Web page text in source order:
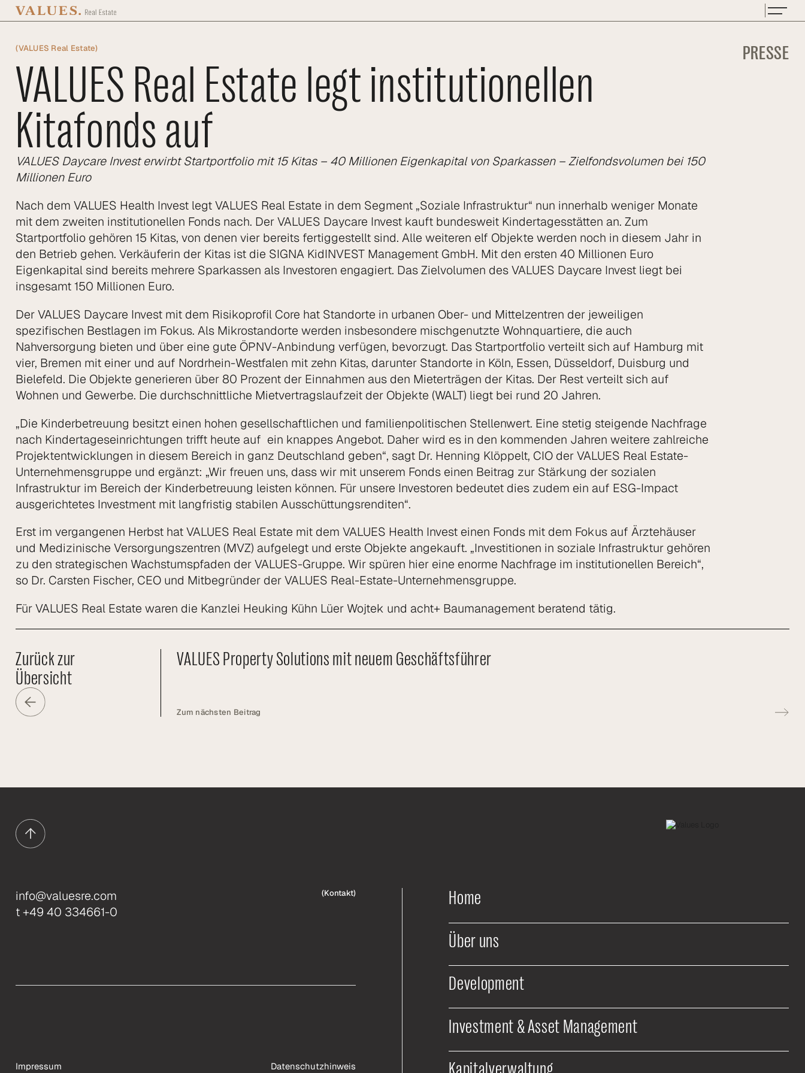
Zum Hauptinhalt springen
(VALUES Real Estate) PRESSE
VALUES Real Estate legt institutionellen
Kitafonds auf
VALUES Daycare Invest erwirbt Startportfolio mit 15 Kitas – 40 Millionen Eigenkapital von Sparkassen – Zielfondsvolumen bei 150
Millionen Euro
Nach dem VALUES Health Invest legt VALUES Real Estate in dem Segment „Soziale Infrastruktur“ nun innerhalb weniger Monate
mit dem zweiten institutionellen Fonds nach. Der VALUES Daycare Invest kauft bundesweit Kindertagesstätten an. Zum
Startportfolio gehören 15 Kitas, von denen vier bereits fertiggestellt sind. Alle weiteren elf Objekte werden noch in diesem Jahr in
den Betrieb gehen. Verkäuferin der Kitas ist die SIGNA KidINVEST Management GmbH. Mit den ersten 40 Millionen Euro
Eigenkapital sind bereits mehrere Sparkassen als Investoren engagiert. Das Zielvolumen des VALUES Daycare Invest liegt bei
insgesamt 150 Millionen Euro.
Der VALUES Daycare Invest mit dem Risikoprofil Core hat Standorte in urbanen Ober- und Mittelzentren der jeweiligen
spezifischen Bestlagen im Fokus. Als Mikrostandorte werden insbesondere mischgenutzte Wohnquartiere, die auch
Nahversorgung bieten und über eine gute ÖPNV-Anbindung verfügen, bevorzugt. Das Startportfolio verteilt sich auf Hamburg mit
vier, Bremen mit einer und auf Nordrhein-Westfalen mit zehn Kitas, darunter Standorte in Köln, Essen, Düsseldorf, Duisburg und
Bielefeld. Die Objekte generieren über 80 Prozent der Einnahmen aus den Mieterträgen der Kitas. Der Rest verteilt sich auf
Wohnen und Gewerbe. Die durchschnittliche Mietvertragslaufzeit der Objekte (WALT) liegt bei rund 20 Jahren.
„Die Kinderbetreuung besitzt einen hohen gesellschaftlichen und familien­politischen Stellenwert. Eine stetig steigende Nachfrage
nach Kindertages­ein­richtungen trifft heute auf ein knappes Angebot. Daher wird es in den kommenden Jahren weitere zahlreiche
Projektentwicklungen in diesem Bereich in ganz Deutschland geben“, sagt Dr. Henning Klöppelt, CIO der VALUES Real Estate-
Unternehmensgruppe und ergänzt: „Wir freuen uns, dass wir mit unserem Fonds einen Beitrag zur Stärkung der sozialen
Infrastruktur im Bereich der Kinder­betreuung leisten können. Für unsere Investoren bedeutet dies zudem ein auf ESG-Impact
ausgerichtetes Investment mit langfristig stabilen Ausschüttungs­renditen“.
Erst im vergangenen Herbst hat VALUES Real Estate mit dem VALUES Health Invest einen Fonds mit dem Fokus auf Ärztehäuser
und Medizinische Versorgungszentren (MVZ) aufgelegt und erste Objekte angekauft. „Investitionen in soziale Infrastruktur gehören
zu den strategischen Wachstumspfaden der VALUES-Gruppe. Wir spüren hier eine enorme Nachfrage im institutionellen Bereich“,
so Dr. Carsten Fischer, CEO und Mitbegründer der VALUES Real-Estate-Unternehmensgruppe.
Für VALUES Real Estate waren die Kanzlei Heuking Kühn Lüer Wojtek und acht+ Baumanagement beratend tätig.
Zurück zur
Übersicht
VALUES Property Solutions mit neuem Geschäftsführer
Zum nächsten Beitrag
info@valuesre.com
t +49 40 334661-0
(Kontakt)
Impressum Datenschutzhinweis
Home
Über uns
Development
Investment & Asset Management